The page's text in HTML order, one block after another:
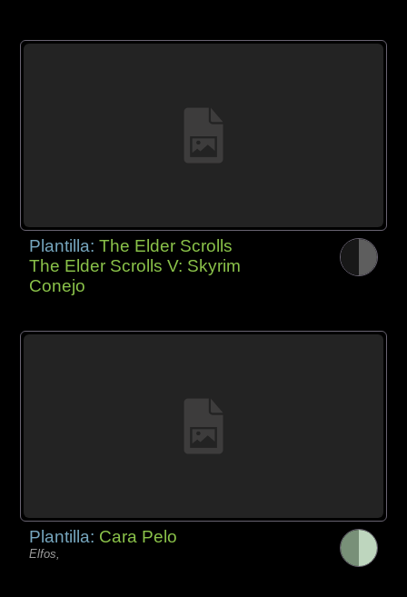
Plantilla:The Elder Scrolls
The Elder Scrolls V: Skyrim
Conejo
Plantilla: Cara Pelo
Elfos,